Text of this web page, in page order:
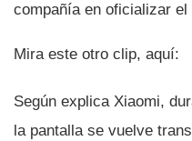
compañí­a en oficializar
Mira este otro clip, aquí­:
Según explica Xiaomi,
la pantalla se vuelve